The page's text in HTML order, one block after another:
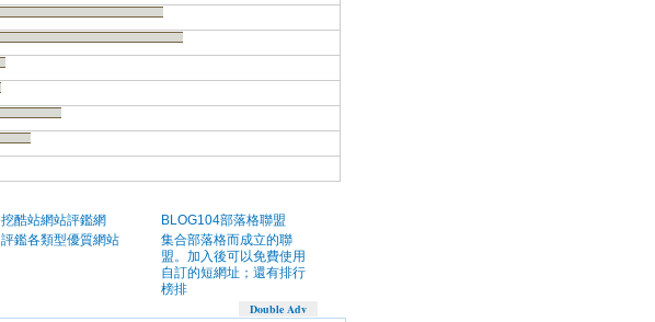
挖酷站網站評鑑網
評鑑各類型優質網站
BLOG104部落格聯盟
集合部落格而成立的聯
盟。加入後可以免費使用
自訂的短網址；還有排行
榜排
Double Adv